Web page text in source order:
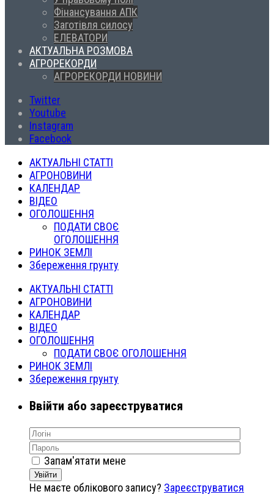
Фінансування АПК
Заготівля силосу
ЕЛЕВАТОРИ
АКТУАЛЬНА РОЗМОВА
АГРОРЕКОРДИ
АГРОРЕКОРДИ НОВИНИ
Twitter
Youtube
Instagram
Facebook
АКТУАЛЬНІ СТАТТІ
АГРОНОВИНИ
КАЛЕНДАР
ВІДЕО
ОГОЛОШЕННЯ
ПОДАТИ СВОЄ
ОГОЛОШЕННЯ
РИНОК ЗЕМЛІ
Збереження грунту
АКТУАЛЬНІ СТАТТІ
АГРОНОВИНИ
КАЛЕНДАР
ВІДЕО
ОГОЛОШЕННЯ
ПОДАТИ СВОЄ ОГОЛОШЕННЯ
РИНОК ЗЕМЛІ
Збереження грунту
Ввійти або зареєструватися
Запам'ятати мене
Увійти
Не маєте облікового запису? Зареєструватися